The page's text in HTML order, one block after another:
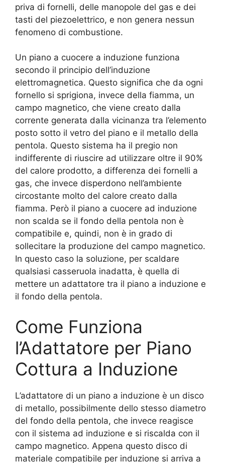
priva di fornelli, delle manopole del gas e dei
tasti del piezoelettrico, e non genera nessun
fenomeno di combustione.
Un piano a cuocere a induzione funziona
secondo il principio dell’induzione
elettromagnetica. Questo significa che da ogni
fornello si sprigiona, invece della fiamma, un
campo magnetico, che viene creato dalla
corrente generata dalla vicinanza tra l’elemento
posto sotto il vetro del piano e il metallo della
pentola. Questo sistema ha il pregio non
indifferente di riuscire ad utilizzare oltre il 90%
del calore prodotto, a differenza dei fornelli a
gas, che invece disperdono nell’ambiente
circostante molto del calore creato dalla
fiamma. Però il piano a cuocere ad induzione
non scalda se il fondo della pentola non è
compatibile e, quindi, non è in grado di
sollecitare la produzione del campo magnetico.
In questo caso la soluzione, per scaldare
qualsiasi casseruola inadatta, è quella di
mettere un adattatore tra il piano a induzione e
il fondo della pentola.
Come Funziona
l’Adattatore per Piano
Cottura a Induzione
L’adattatore di un piano a induzione è un disco
di metallo, possibilmente dello stesso diametro
del fondo della pentola, che invece reagisce
con il sistema ad induzione e si riscalda con il
campo magnetico. Appena questo disco di
materiale compatibile per induzione si arriva a